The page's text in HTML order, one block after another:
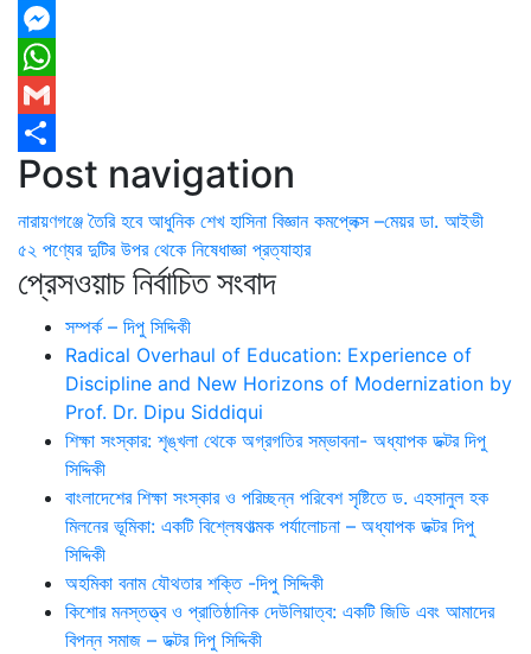
Facebook
Messenger
WhatsApp
Gmail
Share
Post navigation
নারায়ণগঞ্জে তৈরি হবে আধুনিক শেখ হাসিনা বিজ্ঞান কমপ্লেক্স –মেয়র ডা. আইভী
৫২ পণ্যের দুটির উপর থেকে নিষেধাজ্ঞা প্রত্যাহার
প্রেসওয়াচ নির্বাচিত সংবাদ
সম্পর্ক – দিপু সিদ্দিকী
Radical Overhaul of Education: Experience of
Discipline and New Horizons of Modernization by
Prof. Dr. Dipu Siddiqui
শিক্ষা সংস্কার: শৃঙ্খলা থেকে অগ্রগতির সম্ভাবনা- অধ্যাপক ডক্টর দিপু
সিদ্দিকী
বাংলাদেশের শিক্ষা সংস্কার ও পরিচ্ছন্ন পরিবেশ সৃষ্টিতে ড. এহসানুল হক
মিলনের ভূমিকা: একটি বিশ্লেষণাত্মক পর্যালোচনা – অধ্যাপক ডক্টর দিপু
সিদ্দিকী
অহমিকা বনাম যৌথতার শক্তি -দিপু সিদ্দিকী
কিশোর মনস্তত্ত্ব ও প্রাতিষ্ঠানিক দেউলিয়াত্ব: একটি জিডি এবং আমাদের
বিপন্ন সমাজ – ডক্টর দিপু সিদ্দিকী